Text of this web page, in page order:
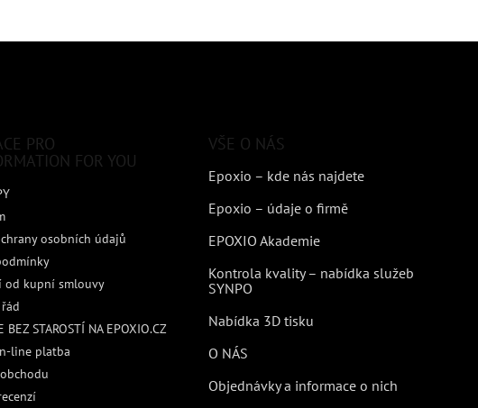
PRO
FOR YOU
osobních údajů
od kupní smlouvy
BEZ STAROSTÍ NA EPOXIO.CZ
line platba
VŠE O NÁS
Epoxio – kde nás najdete
Epoxio – údaje o firmě
EPOXIO Akademie
Kontrola kvality – nabídka služeb
SYNPO
Nabídka 3D tisku
O NÁS
Objednávky a informace o nich